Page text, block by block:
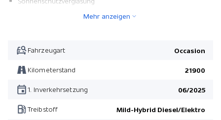
ConnectedDrive Services
Elektrische Sitzverstellung mit Memory
Pack Innovation
Panorama-Glasdach
Mehr anzeigen
Fahrzeugart Occasion
Kilometerstand 21900
1. Inverkehrsetzung 06/2025
Treibstoff Mild-Hybrid Diesel/Elektro